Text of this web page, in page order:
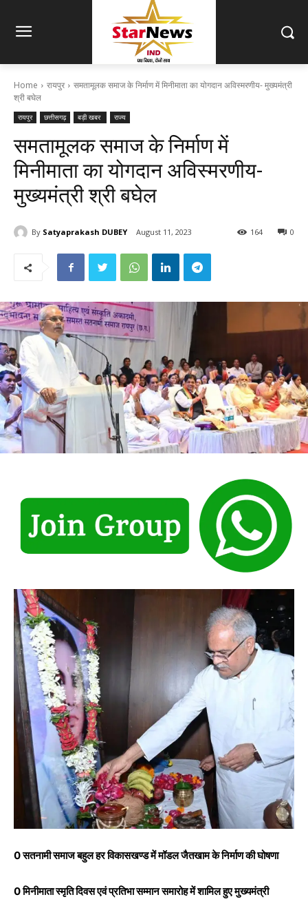
Home रायपुर
समतामूलक समाज के निर्माण में मिनीमाता का योगदान अविस्मरणीय- मुख्यमंत्री
श्री बघेल
रायपुर छत्तीसगढ़ बड़ी खबर राज्य
समतामूलक समाज के निर्माण में
मिनीमाता का योगदान अविस्मरणीय-
मुख्यमंत्री श्री बघेल
By Satyaprakash DUBEY August 11, 2023 0
164
0 सतनामी समाज बहुल हर विकासखण्ड में मॉडल जैतखाम के निर्माण की घोषणा
0 मिनीमाता स्मृति दिवस एवं प्रतिभा सम्मान समारोह में शामिल हुए मुख्यमंत्री